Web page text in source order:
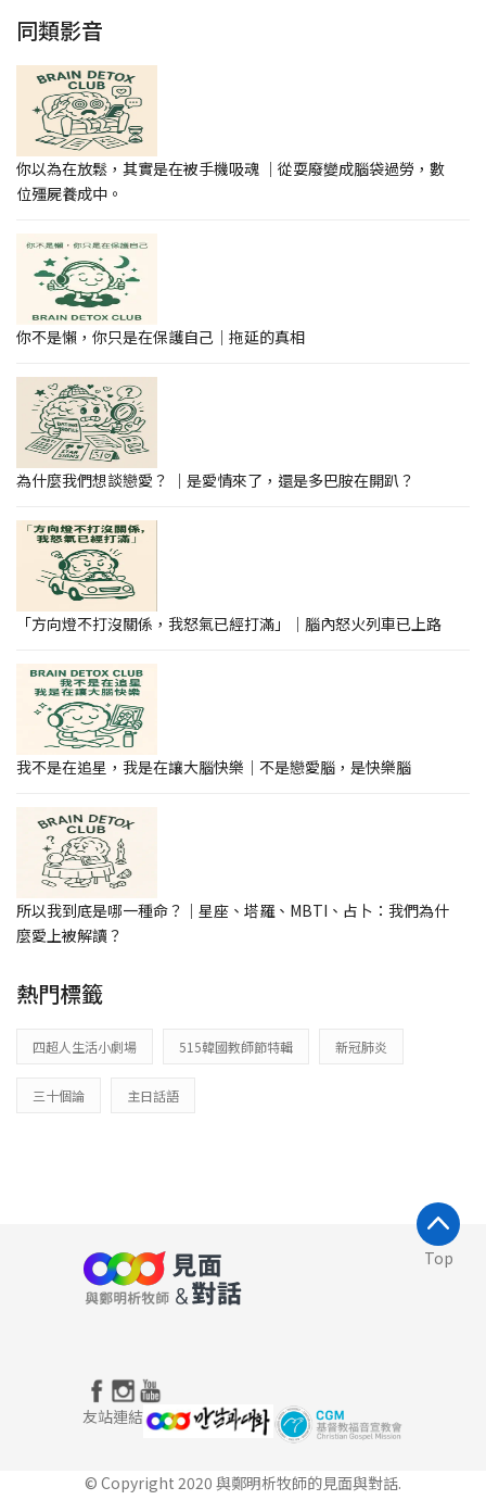
同類影音
你以為在放鬆，其實是在被手機吸魂 ｜從耍廢變成腦袋過勞，數
位殭屍養成中。
你不是懶，你只是在保護自己｜拖延的真相
為什麼我們想談戀愛？ ｜是愛情來了，還是多巴胺在開趴？
「方向燈不打沒關係，我怒氣已經打滿」｜腦內怒火列車已上路
我不是在追星，我是在讓大腦快樂｜不是戀愛腦，是快樂腦
所以我到底是哪一種命？｜星座、塔羅、MBTI、占卜：我們為什
麼愛上被解讀？
熱門標籤
四超人生活小劇場 515韓國教師節特輯 新冠肺炎
三十個論 主日話語
Top
友站連結
© Copyright 2020 與鄭明析牧師的見面與對話.